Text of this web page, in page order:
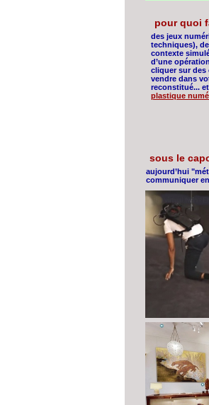
pour quoi
des jeux
techniques),
contexte
d’une
cliquer sur des
vendre dans
reconstitué...
plastique
sous le
aujourd’hui
communiquer